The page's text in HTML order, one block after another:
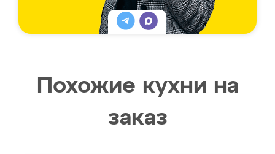
Похожие кухни на
заказ